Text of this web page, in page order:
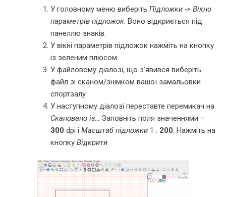
У головному меню виберіть Підложки -> Вікно
параметрів підложок . Воно відкриється під
панеллю знаків.
У вікні параметрів підложок нажміть на кнопку
із зеленим плюсом
У файловому діалозі, що з’явився виберіть
файл зі сканом/знімком вашої замальовки
спортзалу
У наступному діалозі переставте перемикач на
Скановано із…
Заповніть поля значеннями –
300 dpi і Масштаб підложки 1 : 200 . Нажміть на
кнопку Відкрити